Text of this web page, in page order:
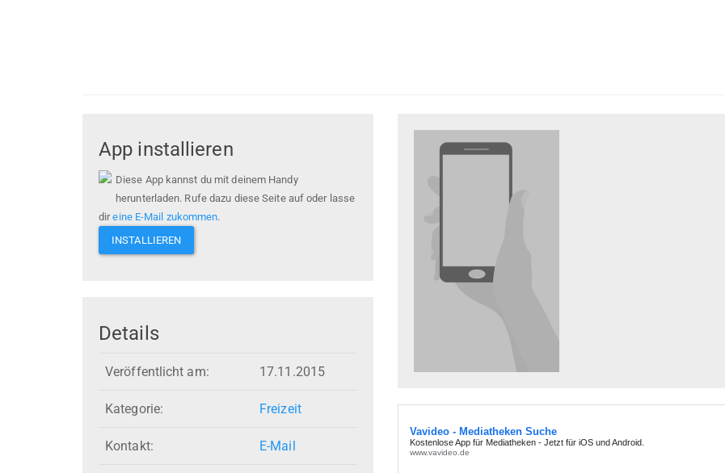
App installieren
Diese App kannst du mit deinem Handy
herunterladen. Rufe dazu diese Seite auf oder lasse
direine E-Mail zukommen.
INSTALLIEREN
Details
Veröffentlicht am: 17.11.2015
Kategorie: Freizeit
Kontakt: E-Mail